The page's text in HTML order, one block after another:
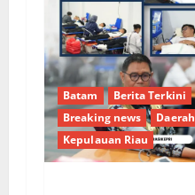
Batam
Berita Terkini
Breaking news
Daerah
Kepulauan Riau